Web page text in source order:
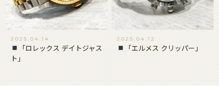
2025.04.14
「ロレックス デイトジャス
ト」
2025.04.12
「エルメス クリッパー」